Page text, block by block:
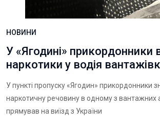
НОВИНИ
У «Ягодині» прикордонники
наркотики у водія
У пункті пропуску «Ягодин» прикордонники
наркотичну речовину в одному з вантажних
прямував на виїзд з України